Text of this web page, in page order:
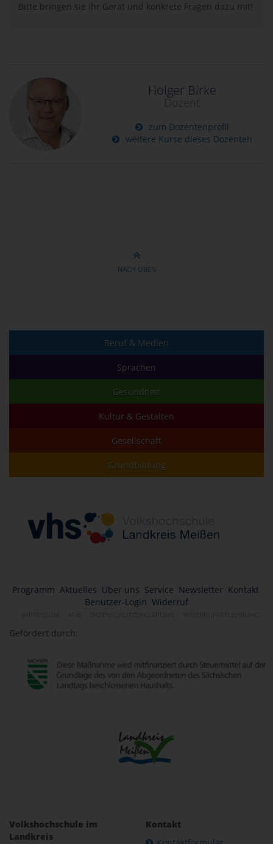
Bitte bringen sie Ihr Gerät und konkrete Fragen dazu mit!
Holger Birke
Dozent
zum Dozentenprofil
weitere Kurse dieses Dozenten
NACH OBEN
Beruf & Medien
Sprachen
Gesundheit
Kultur & Gestalten
Gesellschaft
Grundbildung
Programm Aktuelles Über uns Service Newsletter Kontakt
Benutzer-Login Widerruf
Gefördert durch:
Volkshochschule im
Landkreis
Kontakt